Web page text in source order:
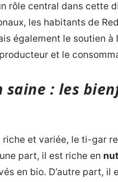
rôle central dans cette
les habitants de
également le soutien à
et le
saine : les
riche et variée, le ti-gar
part, il est riche en
en bio. D’autre part, il